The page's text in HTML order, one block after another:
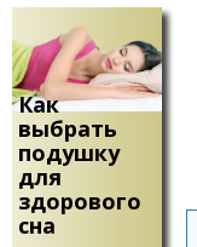
Как
выбрать
подушку
для
здорового
сна